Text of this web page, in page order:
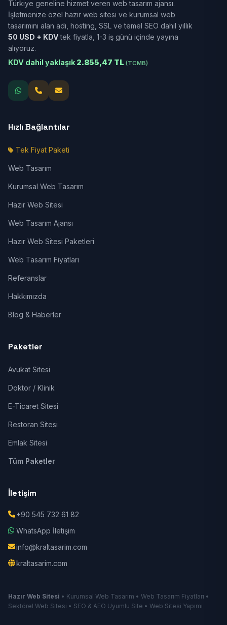
Türkiye geneline hizmet veren web tasarım ajansı.
İşletmenize özel hazır web sitesi ve kurumsal web
tasarımını alan adı, hosting, SSL ve temel SEO dahil yıllık
50 USD + KDVtek fiyatla, 1-3 iş günü içinde yayına
alıyoruz.
KDV dahil yaklaşık 2.855,47 TL (TCMB)
Hızlı Bağlantılar
Tek Fiyat Paketi
Web Tasarım
Kurumsal Web Tasarım
Hazır Web Sitesi
Web Tasarım Ajansı
Hazır Web Sitesi Paketleri
Web Tasarım Fiyatları
Referanslar
Hakkımızda
Blog & Haberler
Paketler
Avukat Sitesi
Doktor / Klinik
E-Ticaret Sitesi
Restoran Sitesi
Emlak Sitesi
Tüm Paketler
İletişim
+90 545 732 61 82
WhatsApp İletişim
info@kraltasarim.com
kraltasarim.com
Hazır Web Sitesi • Kurumsal Web Tasarım • Web Tasarım Fiyatları •
Sektörel Web Sitesi • SEO & AEO Uyumlu Site • Web Sitesi Yapımı